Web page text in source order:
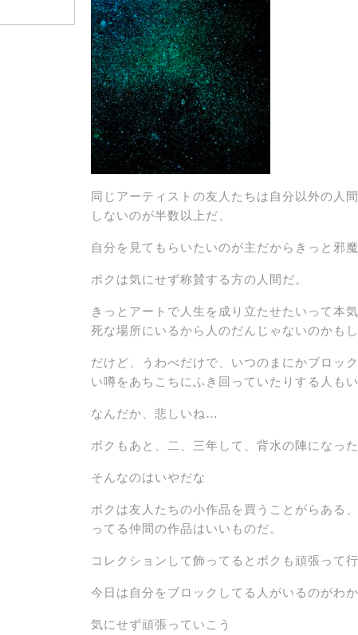
同じアーティストの友人たちは自分以外の人
しないのが半数以上だ、
自分を見てもらいたいのが主だからきっと邪魔
ボクは気にせず称賛する方の人間だ。
きっとアートで人生を成り立たせたいって本
死な場所にいるから人のだんじゃないのかもし
だけど、うわべだけで、いつのまにかブロッ
い噂をあちこちにふき回っていたりする人もい
なんだか、悲しいね…
ボクもあと、二、三年して、背水の陣になっ
そんなのはいやだな
ボクは友人たちの小作品を買うことがらある
ってる仲間の作品はいいものだ。
コレクションして飾ってるとボクも頑張って
今日は自分をブロックしてる人がいるのがわ
気にせず頑張っていこう